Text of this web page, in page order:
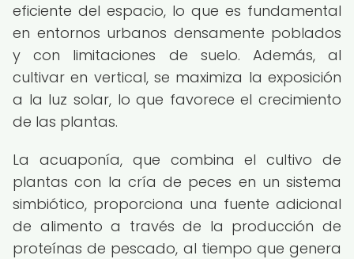
eficiente del espacio, lo que es fundamental
en entornos urbanos densamente poblados
y con limitaciones de suelo. Además, al
cultivar en vertical, se maximiza la exposición
a la luz solar, lo que favorece el crecimiento
de las plantas.
La acuaponía, que combina el cultivo de
plantas con la cría de peces en un sistema
simbiótico, proporciona una fuente adicional
de alimento a través de la producción de
proteínas de pescado, al tiempo que genera